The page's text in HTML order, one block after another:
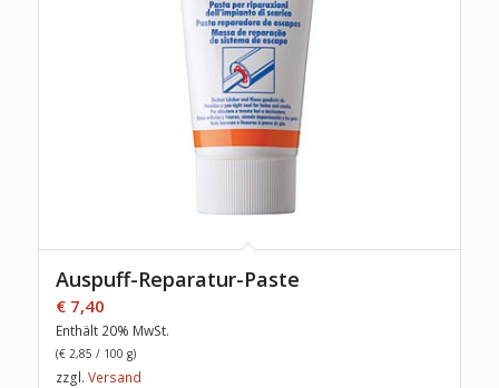
Auspuff-Reparatur-Paste
€7,40
Enthält 20% MwSt.
(€2,85 / 100 g)
zzgl. Versand